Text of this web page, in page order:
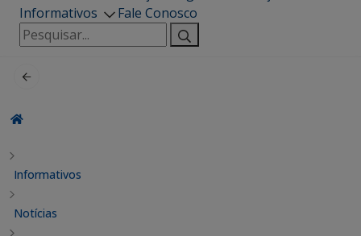
Informativos
Fale Conosco
Pesquisar
por:
Informativos
Notícias